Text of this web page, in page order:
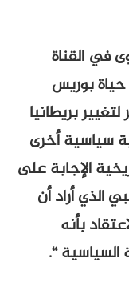
في القناة
حياة بوريس
بريطانيا
سياسية أخرى
الإجابة على
الذي أراد أن
بأنه
السياسية “.